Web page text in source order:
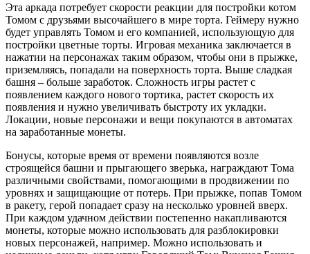
Эта аркада потребует скорости реакции для постройки котом
Томом с друзьями высочайшего в мире торта. Геймеру нужно
будет управлять Томом и его компанией, использующую для
постройки цветные торты. Игровая механика заключается в
нажатии на персонажах таким образом, чтобы они в прыжке,
приземляясь, попадали на поверхность торта. Выше сладкая
башня – больше заработок. Сложность игры растет с
появлением каждого нового тортика, растет скорость их
появления и нужно увеличивать быстроту их укладки.
Локации, новые персонажи и вещи покупаются в автоматах
на заработанные монеты.
Бонусы, которые время от времени появляются возле
строящейся башни и прыгающего зверька, награждают Тома
различными свойствами, помогающими в продвижении по
уровнях и защищающие от потерь. При прыжке, попав Томом
в ракету, герой попадает сразу на несколько уровней вверх.
При каждом удачном действии постепенно накапливаются
монеты, которые можно использовать для разблокировки
новых персонажей, например. Можно использовать и